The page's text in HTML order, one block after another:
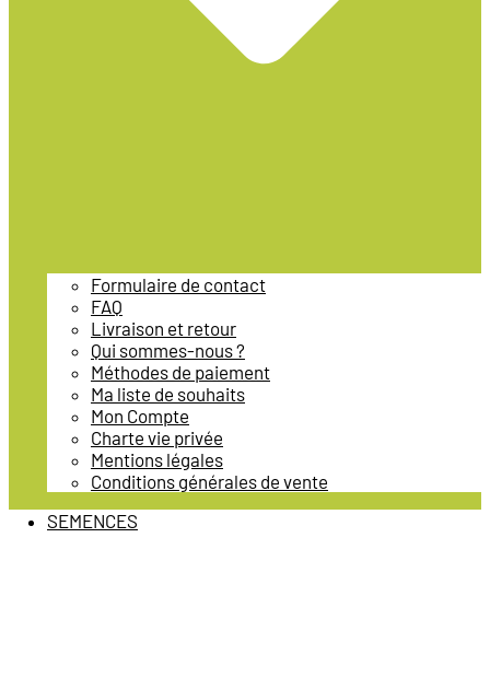
Formulaire de contact
FAQ
Livraison et retour
Qui sommes-nous ?
Méthodes de paiement
Ma liste de souhaits
Mon Compte
Charte vie privée
Mentions légales
Conditions générales de vente
SEMENCES